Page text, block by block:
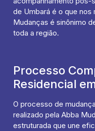
de Umbará é o que
Mudanças é sinônimo
toda a região.
Processo
Residencial
O processo de
realizado pela Abba
estruturada que une